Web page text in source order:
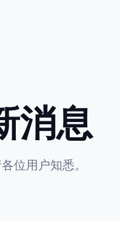
消息
位用户知悉。